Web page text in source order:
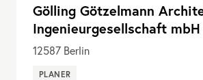
Gölling Götzelmann
Ingenieurgesellschaft mbH
12587 Berlin
PLANER